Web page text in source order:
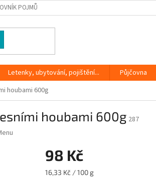
POJMŮ
Letenky, ubytování, pojištění... Půjčovna
houbami 600g
houbami 600g 287
98 Kč
Měrná
16,33 Kč / 100 g